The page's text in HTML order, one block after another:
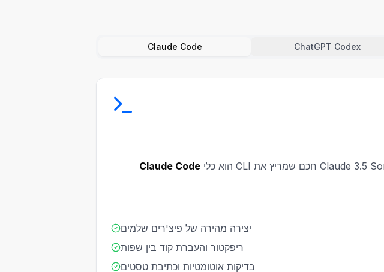
Claude Code ChatGPT Codex
Claude Code
יצירה מהירה של פיצ'רים שלמים
ריפקטור והעברת קוד בין שפות
בדיקות אוטומטיות וכתיבת טסטים